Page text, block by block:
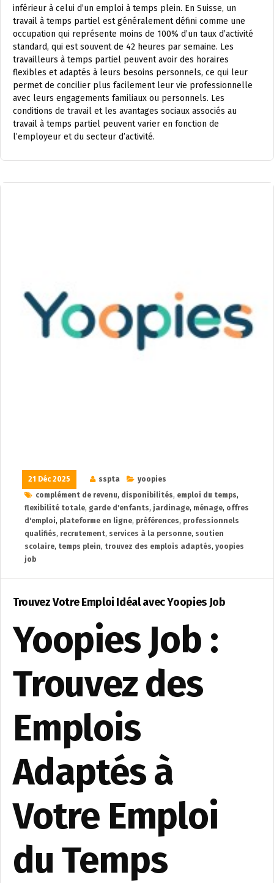
inférieur à celui d’un emploi à temps plein. En Suisse, un
travail à temps partiel est généralement défini comme une
occupation qui représente moins de 100% d’un taux d’activité
standard, qui est souvent de 42 heures par semaine. Les
travailleurs à temps partiel peuvent avoir des horaires
flexibles et adaptés à leurs besoins personnels, ce qui leur
permet de concilier plus facilement leur vie professionnelle
avec leurs engagements familiaux ou personnels. Les
conditions de travail et les avantages sociaux associés au
travail à temps partiel peuvent varier en fonction de
l’employeur et du secteur d’activité.
21 Déc 2025 sspta
yoopies
complément de revenu, disponibilités, emploi du temps,
flexibilité totale, garde d'enfants, jardinage, ménage, offres
d'emploi, plateforme en ligne, préférences, professionnels
qualifiés, recrutement, services à la personne, soutien
scolaire, temps plein, trouvez des emplois adaptés, yoopies
job
Trouvez Votre Emploi Idéal avec Yoopies Job
Yoopies Job :
Trouvez des
Emplois
Adaptés à
Votre Emploi
du Temps